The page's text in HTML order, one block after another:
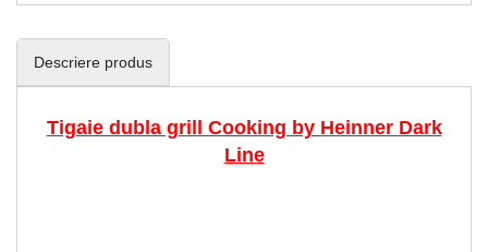
Descriere produs
Tigaie dubla grill Cooking by Heinner Dark
Line